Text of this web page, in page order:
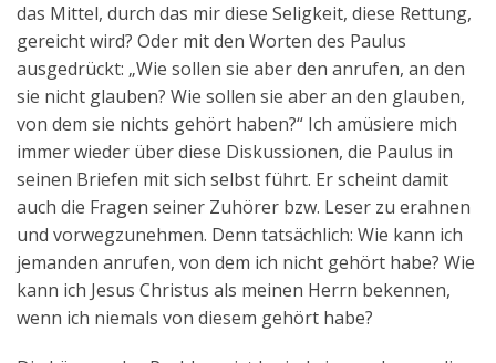
das Mittel, durch das mir diese Seligkeit, diese Rettung,
gereicht wird? Oder mit den Worten des Paulus
ausgedrückt: „Wie sollen sie aber den anrufen, an den
sie nicht glauben? Wie sollen sie aber an den glauben,
von dem sie nichts gehört haben?“ Ich amüsiere mich
immer wieder über diese Diskussionen, die Paulus in
seinen Briefen mit sich selbst führt. Er scheint damit
auch die Fragen seiner Zuhörer bzw. Leser zu erahnen
und vorwegzunehmen. Denn tatsächlich: Wie kann ich
jemanden anrufen, von dem ich nicht gehört habe? Wie
kann ich Jesus Christus als meinen Herrn bekennen,
wenn ich niemals von diesem gehört habe?